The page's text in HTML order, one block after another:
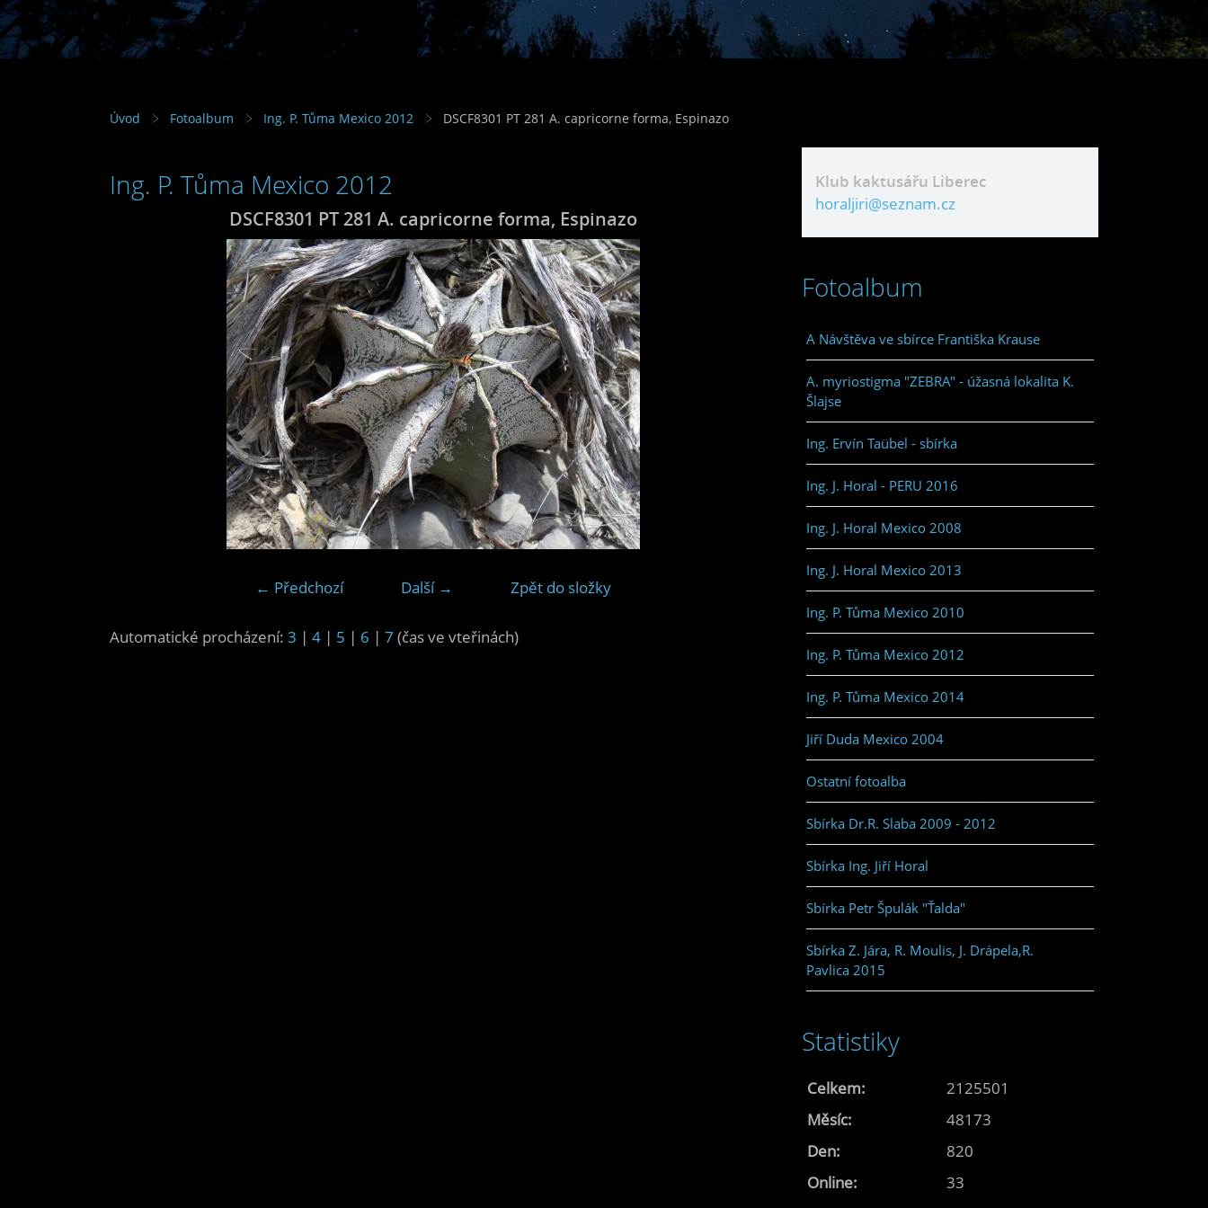
Úvod Fotoalbum Ing. P. Tůma Mexico 2012 DSCF8301 PT 281 A. capricorne forma, Espinazo
Ing. P. Tůma Mexico 2012
DSCF8301 PT 281 A. capricorne forma, Espinazo
← Předchozí Další → Zpět do složky
Automatické procházení: 3 | 4 | 5 | 6 | 7 (čas ve vteřinách)
Klub kaktusářu Liberec
horaljiri@seznam.cz
Fotoalbum
A Návštěva ve sbírce Františka Krause
A. myriostigma "ZEBRA" - úžasná lokalita K.
Šlajse
Ing. Ervín Taübel - sbírka
Ing. J. Horal - PERU 2016
Ing. J. Horal Mexico 2008
Ing. J. Horal Mexico 2013
Ing. P. Tůma Mexico 2010
Ing. P. Tůma Mexico 2012
Ing. P. Tůma Mexico 2014
Jiří Duda Mexico 2004
Ostatní fotoalba
Sbírka Dr.R. Slaba 2009 - 2012
Sbírka Ing. Jiří Horal
Sbírka Petr Špulák "Ťalda"
Sbírka Z. Jára, R. Moulis, J. Drápela,R.
Pavlica 2015
Statistiky
Online: 33
Celkem:
2125501
Měsíc:
48173
Den:
820